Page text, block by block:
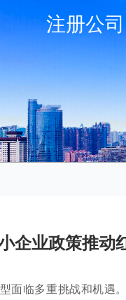
注册公
企业政策推
面临多重挑战和机遇